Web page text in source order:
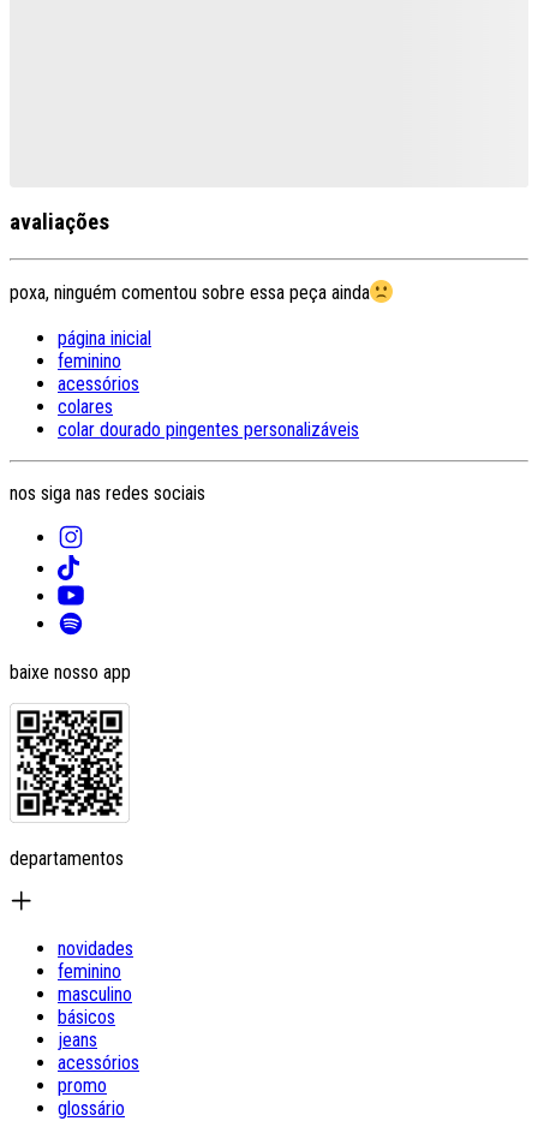
avaliações
poxa, ninguém comentou sobre essa peça ainda
página inicial
feminino
acessórios
colares
colar dourado pingentes personalizáveis
nos siga nas redes sociais
baixe nosso app
departamentos
novidades
feminino
masculino
básicos
jeans
acessórios
promo
glossário